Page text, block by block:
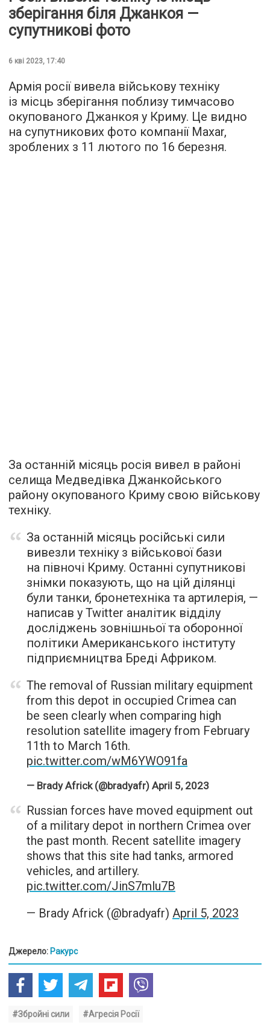
зберігання біля Джанкоя —
супутникові фото
6 кві 2023, 17:40
Армія росії вивела військову техніку
із місць зберігання поблизу тимчасово
окупованого Джанкоя у Криму. Це видно
на супутникових фото компанії Maxar,
зроблених з 11 лютого по 16 березня.
За останній місяць росія вивел в районі
селища Медведівка Джанкойського
району окупованого Криму свою військову
техніку.
За останній місяць російські сили
вивезли техніку з військової бази
на півночі Криму. Останні супутникові
знімки показують, що на цій ділянці
були танки, бронетехніка та артилерія, —
написав у Twitter аналітик відділу
досліджень зовнішньої та оборонної
політики Американського інституту
підприємництва Бреді Африком.
The removal of Russian military equipment
from this depot in occupied Crimea can
be seen clearly when comparing high
resolution satellite imagery from February
11th to March 16th.
pic.twitter.com/wM6YWO91fa
— Brady Africk (@bradyafr) April 5, 2023
Russian forces have moved equipment out
of a military depot in northern Crimea over
the past month. Recent satellite imagery
shows that this site had tanks, armored
vehicles, and artillery.
pic.twitter.com/JinS7mlu7B
— Brady Africk (@bradyafr) April 5, 2023
Джерело: Ракурс
#Збройні сили #Агресія Росії